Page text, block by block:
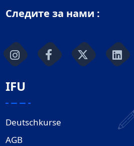
Следите за нами :
IFU
Deutschkurse
AGB